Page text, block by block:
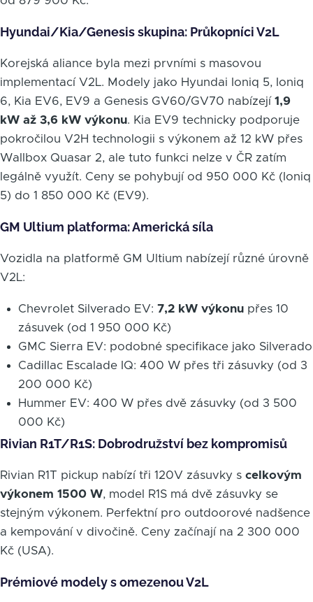
Hyundai/Kia/Genesis skupina: Průkopníci V2L
Korejská aliance byla mezi prvními s masovou
implementací V2L. Modely jako Hyundai Ioniq 5, Ioniq
6, Kia EV6, EV9 a Genesis GV60/GV70 nabízejí 1,9
kW až 3,6 kW výkonu. Kia EV9 technicky podporuje
pokročilou V2H technologii s výkonem až 12 kW přes
Wallbox Quasar 2, ale tuto funkci nelze v ČR zatím
legálně využít. Ceny se pohybují od 950 000 Kč (Ioniq
5) do 1 850 000 Kč (EV9).
GM Ultium platforma: Americká síla
Vozidla na platformě GM Ultium nabízejí různé úrovně
V2L:
Chevrolet Silverado EV: 7,2 kW výkonupřes 10
zásuvek (od 1 950 000 Kč)
GMC Sierra EV: podobné specifikace jako Silverado
Cadillac Escalade IQ: 400 W přes tři zásuvky (od 3
200 000 Kč)
Hummer EV: 400 W přes dvě zásuvky (od 3 500
000 Kč)
Rivian R1T/R1S: Dobrodružství bez kompromisů
Rivian R1T pickup nabízí tři 120V zásuvky s celkovým
výkonem 1500 W, model R1S má dvě zásuvky se
stejným výkonem. Perfektní pro outdoorové nadšence
a kempování v divočině. Ceny začínají na 2 300 000
Kč (USA).
Prémiové modely s omezenou V2L